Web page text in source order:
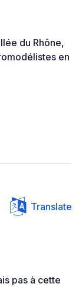
du Rhône,
en
Translate
pas à cette